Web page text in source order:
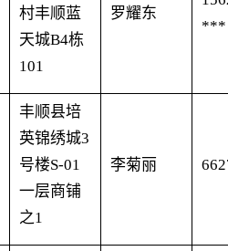
村丰顺蓝
天城B4栋
101
罗耀东
***
丰顺县培
英锦绣城3
号楼S-01
一层商铺
之1
李菊丽